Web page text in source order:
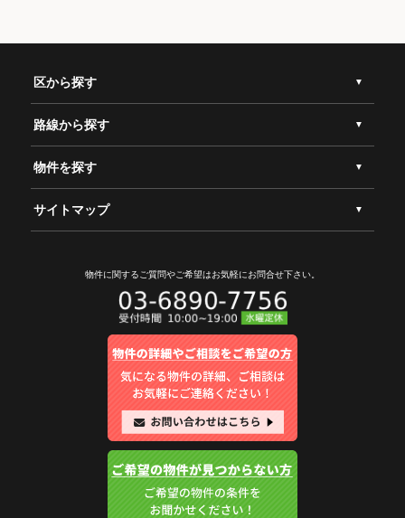
区から探す
路線から探す
物件を探す
サイトマップ
物件に関するご質問やご希望はお気軽にお問合せ下さい。